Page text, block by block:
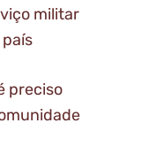
militar
preciso